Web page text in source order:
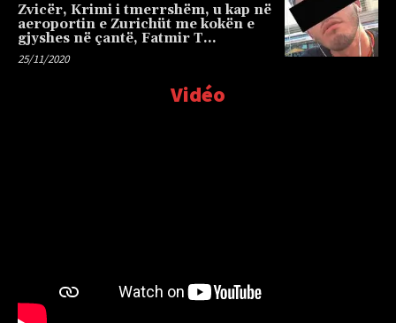
Zvicër, Krimi i tmerrshëm, u kap në
aeroportin e Zurichüt me kokën e
gjyshes në çantë, Fatmir T…
25/11/2020
Vidéo